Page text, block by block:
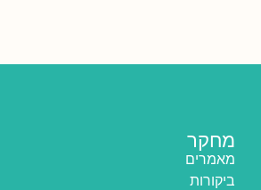
מחקר
מאמרים
ביקורות